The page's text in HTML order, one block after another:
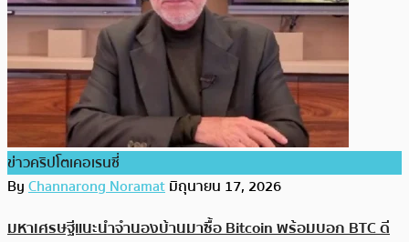
ข่าวคริปโตเคอเรนซี่
ByChannarong Noramatมิถุนายน 17, 2026
มหาเศรษฐีแนะนำจำนองบ้านมาซื้อ Bitcoin พร้อมบอก BTC ดี